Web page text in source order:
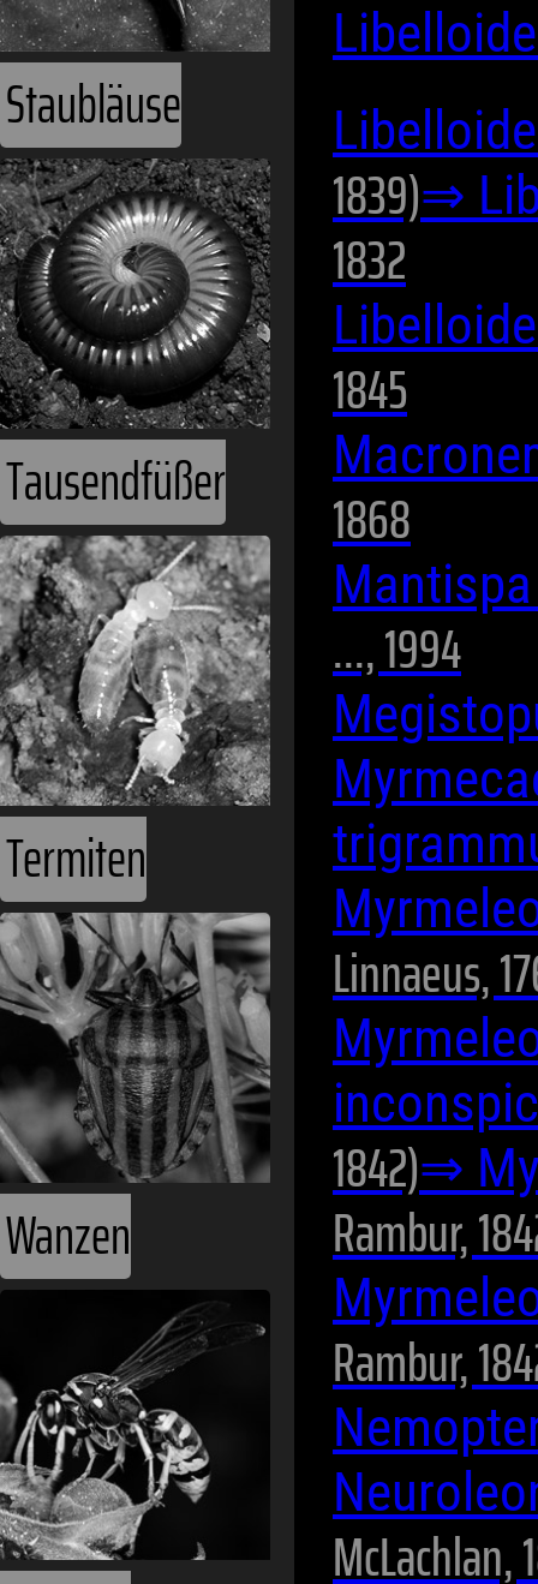
Staubläuse
Tausendfüßer
Termiten
Wanzen
1839)⇒
1832
1845
1868
..., 1994
Linnaeus,
1842)⇒
Rambur,
Rambur,
McLachlan,